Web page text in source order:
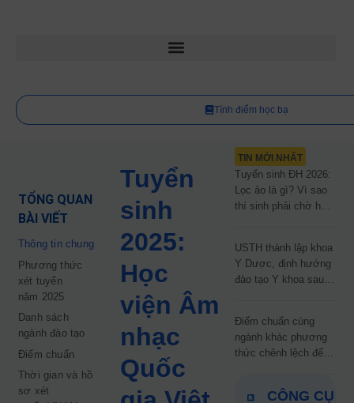
Tính điểm học bạ
TỔNG QUAN
BÀI VIẾT
Thông tin chung
Phương thức
xét tuyển
năm 2025
Danh sách
ngành đào tạo
Điểm chuẩn
Thời gian và hồ
sơ xét
Tuyển
sinh
2025:
Học
viện Âm
nhạc
Quốc
TIN MỚI NHẤT
Tuyển sinh ĐH 2026:
Lọc ảo là gì? Vì sao
thí sinh phải chờ hơn
USTH thành lập khoa
Y Dược, định hướng
đào tạo Y khoa sau
Điểm chuẩn cùng
ngành khác phương
thức chênh lệch đến
CÔNG CỤ